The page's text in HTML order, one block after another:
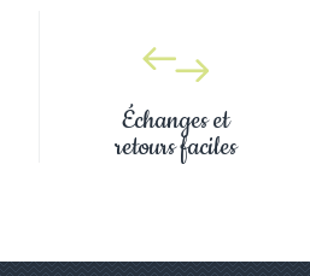
Échanges et
retours faciles